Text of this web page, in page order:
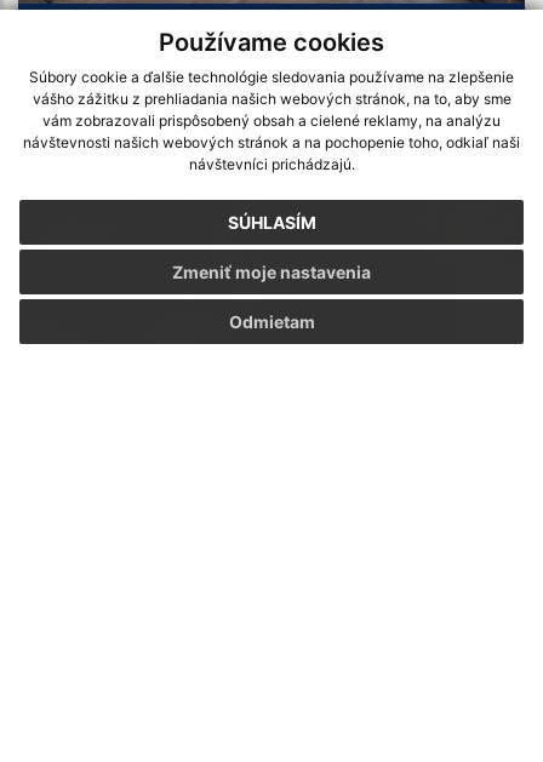
Používame cookies
Súbory cookie a ďalšie technológie sledovania používame na zlepšenie
vášho zážitku z prehliadania našich webových stránok, na to, aby sme
vám zobrazovali prispôsobený obsah a cielené reklamy, na analýzu
návštevnosti našich webových stránok a na pochopenie toho, odkiaľ naši
návštevníci prichádzajú.
SÚHLASÍM
Odmietam
Zmeniť moje nastavenia